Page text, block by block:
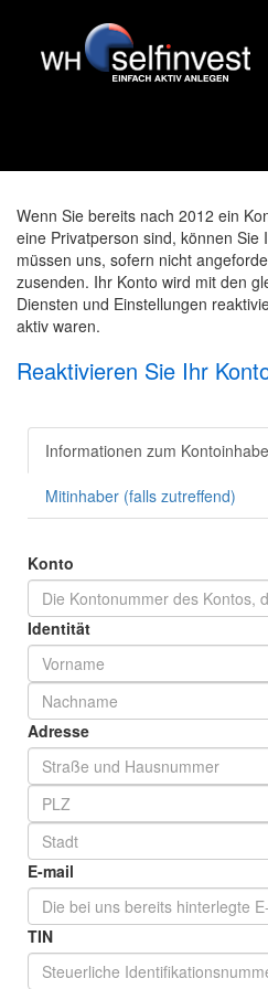
Wenn Sie bereits nach 2012 ein
eine Privatperson sind, können Sie
müssen uns, sofern nicht
zusenden. Ihr Konto wird mit den
Diensten und Einstellungen
aktiv waren.
Reaktivieren Sie Ihr
Informationen zum
Mitinhaber (falls zutreffend)
Konto
Identität
Adresse
E-mail
TIN